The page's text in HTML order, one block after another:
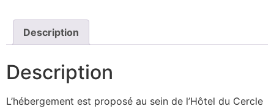
Description
Description
L’hébergement est proposé au sein de l’Hôtel du Cercle